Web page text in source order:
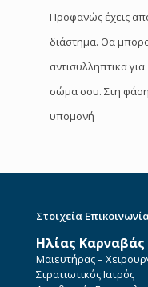
Προφανώς έχεις
διάστημα. Θα
αντισυλληπτικα
σώμα σου. Στη φάση
υπομονή
Στοιχεία
Ηλίας Καρναβάς
Μαιευτήρας –
Στρατιωτικός Ιατρός